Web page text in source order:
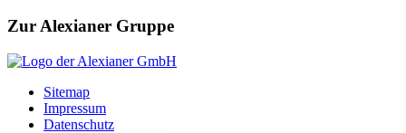
Zur Alexianer Gruppe
Sitemap
Impressum
Datenschutz